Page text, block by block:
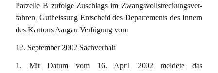
Parzelle B zufolge Zuschlags im Zwangsvollstreckungsver-
fahren; Gutheissung Entscheid des Departements des Innern
des Kantons Aargau Verfügung vom
12. September 2002 Sachverhalt
1. Mit Datum vom 16. April 2002 meldete das